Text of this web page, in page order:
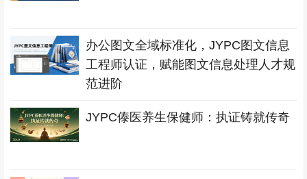
办公图文全域标准化，JYPC图文信息
工程师认证，赋能图文信息处理人才规
范进阶
JYPC傣医养生保健师：执证铸就传奇